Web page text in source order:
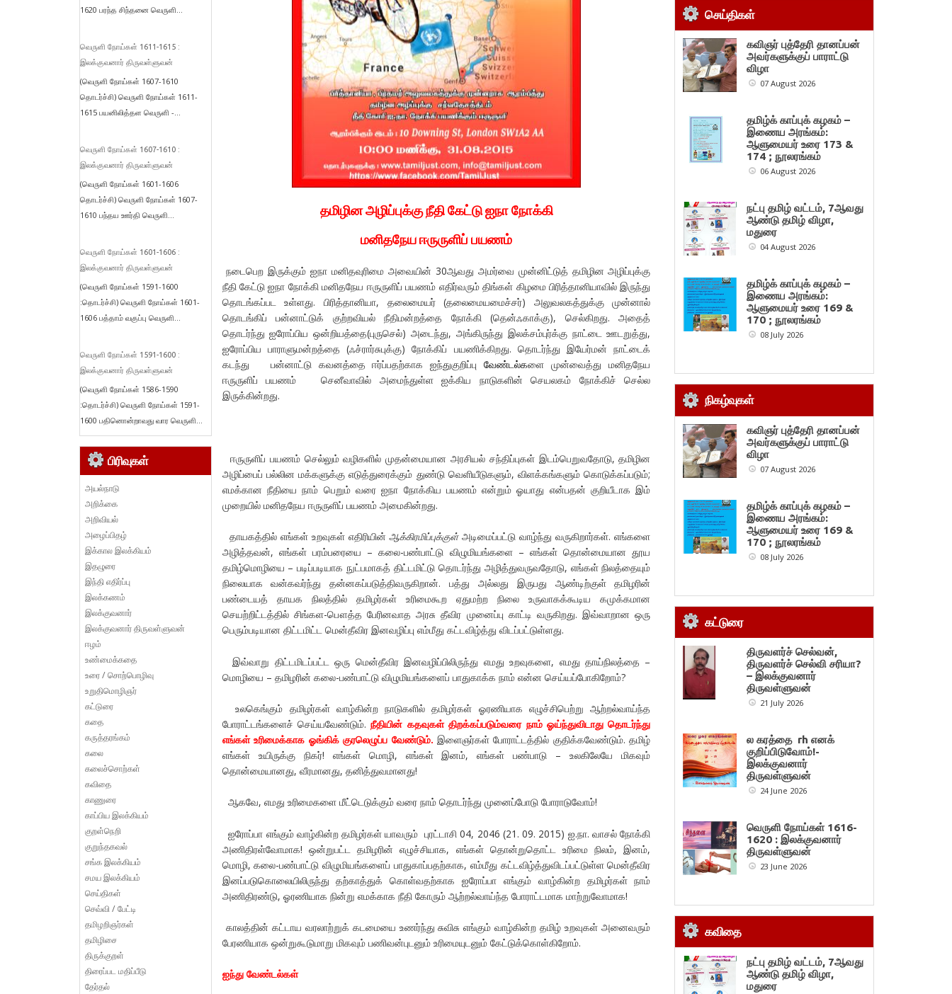
தமிழின அழிப்புக்கு நீதி கேட்டு ஐநா நோக்கி
மனிதநேய ஈருருளிப் பயணம்
நடைபெற இருக்கும் ஐநா மனிதவுரிமை அவையின் 30ஆவது அமர்வை முன்னிட்டுத் தமிழின அழிப்புக்கு
நீதி கேட்டு ஐநா நோக்கி மனிதநேய ஈருருளிப் பயணம் எதிர்வரும் திங்கள் கிழமை பிரித்தானியாவில் இருந்து
தொடங்கப்பட உள்ளது. பிரித்தானியா, தலைமையர் (தலைமையமைச்சர்) அலுவலகத்துக்கு முன்னால்
தொடங்கிப் பன்னாட்டுக் குற்றவியல் நீதிமன்றத்தை நோக்கி (தென்ஃகாக்கு), செல்கிறது. அதைத்
தொடர்ந்து ஐரோப்பிய ஒன்றியத்தை(புருசெல்) அடைந்து, அங்கிருந்து இலக்சம்புர்க்கு நாட்டை ஊடறுத்து,
ஐரோப்பிய பாராளுமன்றத்தை (ஃச்ரார்சுபுக்கு) நோக்கிப் பயணிக்கிறது. தொடர்ந்து இயேர்மன் நாட்டைக்
கடந்து பன்னாட்டு கவனத்தை ஈர்ப்பதற்காக ஐந்துகுறிப்புவேண்டல்களை முன்வைத்து மனிதநேய
ஈருருளிப் பயணம் செனீவாவில் அமைந்துள்ள ஐக்கிய நாடுகளின் செயலகம் நோக்கிச் செல்ல
இருக்கின்றது.
ஈருருளிப் பயணம் செல்லும் வழிகளில் முதன்மையான அரசியல் சந்திப்புகள் இடம்பெறுவதோடு, தமிழின
அழிப்பைப் பல்லின மக்களுக்கு எடுத்துரைக்கும் துண்டு வெளியீடுகளும், விளக்கங்களும் கொடுக்கப்படும்;
எமக்கான நீதியை நாம் பெறும் வரை ஐநா நோக்கிய பயணம் என்றும் ஓயாது என்பதன் குறியீடாக இம்
முறையில் மனிதநேய ஈருருளிப் பயணம் அமைகின்றது.
தாயகத்தில் எங்கள் உறவுகள் எதிரியின்ஆக்கிரமிப்புக்குள்அடிமைப்பட்டு வாழ்ந்து வருகிறார்கள். எங்களை
அழித்தவன், எங்கள் பரம்பரையை – கலை-பண்பாட்டு விழுமியங்களை – எங்கள் தொன்மையான தூய
தமிழ்மொழியை – படிப்படியாக நுட்பமாகத் திட்டமிட்டு தொடர்ந்து அழித்துவருவதோடு, எங்கள் நிலத்தையும்
நிலையாக வன்கவர்ந்து தன்னகப்படுத்திவருகிறான். பத்து அல்லது இருபது ஆண்டிற்குள் தமிழரின்
பண்டையத் தாயக நிலத்தில் தமிழர்கள் உரிமைகூற ஏதுமற்ற நிலை உருவாகக்கூடிய கமுக்கமான
செயற்றிட்டத்தில் சிங்கள-பௌத்த பேரினவாத அரசு தீவிர முனைப்பு காட்டி வருகிறது. இவ்வாறான ஒரு
பெரும்படியான திட்டமிட்ட மென்தீவிர இனவழிப்பு எம்மீது கட்டவிழ்த்து விடப்பட்டுள்ளது.
இவ்வாறு திட்டமிடப்பட்ட ஒரு மென்தீவிர இனவழிப்பிலிருந்து எமது உறவுகளை, எமது தாய்நிலத்தை –
மொழியை – தமிழரின் கலை-பண்பாட்டு விழுமியங்களைப் பாதுகாக்க நாம் என்ன செய்யப்போகிறோம்?
உலகெங்கும் தமிழர்கள் வாழ்கின்ற நாடுகளில் தமிழர்கள் ஓரணியாக எழுச்சிபெற்று ஆற்றல்வாய்ந்த
போராட்டங்களைச் செய்யவேண்டும்.நீதியின் கதவுகள் திறக்கப்படும்வரை நாம் ஓய்ந்துவிடாது தொடர்ந்து
எங்கள் உரிமைக்காக ஓங்கிக் குரலெழுப்ப வேண்டும். இளைஞர்கள் போராட்டத்தில் குதிக்கவேண்டும். தமிழ்
எங்கள் உயிருக்கு நிகர்! எங்கள் மொழி, எங்கள் இனம், எங்கள் பண்பாடு – உலகிலேயே மிகவும்
தொன்மையானது, வீரமானது, தனித்துவமானது!
ஆகவே, எமது உரிமைகளை மீட்டெடுக்கும் வரை நாம் தொடர்ந்து முனைப்போடு போராடுவோம்!
ஐரோப்பா எங்கும் வாழ்கின்ற தமிழர்கள் யாவரும் புரட்டாசி 04, 2046 (21. 09. 2015) ஐ.நா. வாசல் நோக்கி
அணிதிரள்வோமாக! ஒன்றுபட்ட தமிழரின் எழுச்சியாக, எங்கள் தொன்றுதொட்ட உரிமை நிலம், இனம்,
மொழி, கலை-பண்பாட்டு விழுமியங்களைப் பாதுகாப்பதற்காக, எம்மீது கட்டவிழ்த்துவிடப்பட்டுள்ள மென்தீவிர
இனப்படுகொலையிலிருந்து தற்காத்துக் கொள்வதற்காக ஐரோப்பா எங்கும் வாழ்கின்ற தமிழர்கள் நாம்
அணிதிரண்டு, ஓரணியாக நின்று எமக்காக நீதி கோரும் ஆற்றல்வாய்ந்த போராட்டமாக மாற்றுவோமாக!
காலத்தின் கட்டாய வரலாற்றுக் கடமையை உணர்ந்து சுவிசு எங்கும் வாழ்கின்ற தமிழ் உறவுகள் அனைவரும்
பேரணியாக ஒன்றுகூடுமாறு மிகவும் பணிவன்புடனும் உரிமையுடனும் கேட்டுக்கொள்கிறோம்.
ஐந்து வேண்டல்கள்
1620 பரந்த சிந்தனை வெருளி...
வெருளி நோய்கள் 1611-1615 :
இலக்குவனார் திருவள்ளுவன்
(வெருளி நோய்கள் 1607-1610
தொடர்ச்சி) வெருளி நோய்கள் 1611-
1615 பயனிலித்தள வெருளி -...
வெருளி நோய்கள் 1607-1610 :
இலக்குவனார் திருவள்ளுவன்
(வெருளி நோய்கள் 1601-1606
தொடர்ச்சி) வெருளி நோய்கள் 1607-
1610 பந்தய ஊர்தி வெருளி...
வெருளி நோய்கள் 1601-1606 :
இலக்குவனார் திருவள்ளுவன்
(வெருளி நோய்கள் 1591-1600
:தொடர்ச்சி) வெருளி நோய்கள் 1601-
1606 பத்தாம் வகுப்பு வெருளி...
வெருளி நோய்கள் 1591-1600 :
இலக்குவனார் திருவள்ளுவன்
(வெருளி நோய்கள் 1586-1590
:தொடர்ச்சி) வெருளி நோய்கள் 1591-
1600 பதினொன்றாவது வார வெருளி...
பிரிவுகள்
அயல்நாடு
அறிக்கை
அறிவியல்
அழைப்பிதழ்
இக்கால இலக்கியம்
இதழுரை
இந்தி எதிர்ப்பு
இலக்கணம்
இலக்குவனார்
இலக்குவனார் திருவள்ளுவன்
ஈழம்
உண்மைக்கதை
உரை / சொற்பொழிவு
உறுதிமொழிஞர்
கட்டுரை
கதை
கருத்தரங்கம்
கலை
கலைச்சொற்கள்
கவிதை
காணுரை
காப்பிய இலக்கியம்
குறள்நெறி
குறுந்தகவல்
சங்க இலக்கியம்
சமய இலக்கியம்
செய்திகள்
செவ்வி / பேட்டி
தமிழறிஞர்கள்
தமிழிசை
திருக்குறள்
திரைப்பட மதிப்பீடு
தேர்தல்
செய்திகள்
கவிஞர் புத்தேரி தானப்பன்
அவர்களுக்குப் பாராட்டு
விழா
07 August 2026
தமிழ்க் காப்புக் கழகம் –
இணைய அரங்கம்:
ஆளுமையர் உரை 173 &
174 ; நூலரங்கம்
06 August 2026
நட்பு தமிழ் வட்டம், 7ஆவது
ஆண்டு தமிழ் விழா,
மதுரை
04 August 2026
தமிழ்க் காப்புக் கழகம் –
இணைய அரங்கம்:
ஆளுமையர் உரை 169 &
170 ; நூலரங்கம்
08 July 2026
நிகழ்வுகள்
கவிஞர் புத்தேரி தானப்பன்
அவர்களுக்குப் பாராட்டு
விழா
07 August 2026
தமிழ்க் காப்புக் கழகம் –
இணைய அரங்கம்:
ஆளுமையர் உரை 169 &
170 ; நூலரங்கம்
08 July 2026
கட்டுரை
திருவளர்ச் செல்வன்,
திருவளர்ச் செல்வி சரியா?
– இலக்குவனார்
திருவள்ளுவன்
21 July 2026
ல கரத்தை rh எனக்
குறிப்பிடுவோம்!-
இலக்குவனார்
திருவள்ளுவன்
24 June 2026
வெருளி நோய்கள் 1616-
1620 : இலக்குவனார்
திருவள்ளுவன்
23 June 2026
கவிதை
நட்பு தமிழ் வட்டம், 7ஆவது
ஆண்டு தமிழ் விழா,
மதுரை